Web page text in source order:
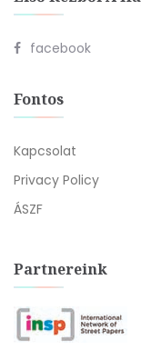
facebook
Fontos
Kapcsolat
Privacy Policy
ÁSZF
Partnereink